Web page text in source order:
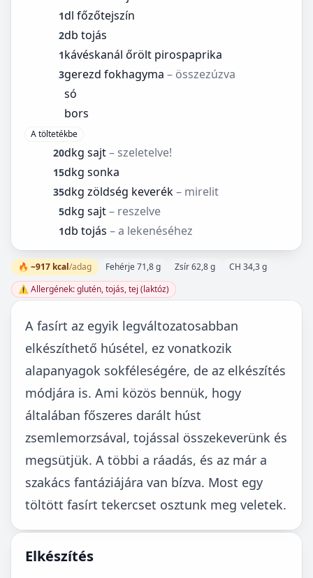
1dl főzőtejszín
2db tojás
1kávéskanál őrölt pirospaprika
3gerezd fokhagyma – összezúzva
só
bors
A töltetékbe
20dkg sajt– szeletelve!
15dkg sonka
35dkg zöldség keverék– mirelit
5dkg sajt– reszelve
1db tojás – a lekenéséhez
🔥 ~917 kcal/adag Fehérje 71,8 g Zsír 62,8 g
CH 34,3 g
⚠️ Allergének: glutén, tojás, tej (laktóz)
A fasírt az egyik legváltozatosabban
elkészíthető húsétel, ez vonatkozik
alapanyagok sokféleségére, de az elkészítés
módjára is. Ami közös bennük, hogy
általában főszeres darált húst
zsemlemorzsával, tojással összekeverünk és
megsütjük. A többi a ráadás, és az már a
szakács fantáziájára van bízva. Most egy
töltött fasírt tekercset osztunk meg veletek.
Elkészítés